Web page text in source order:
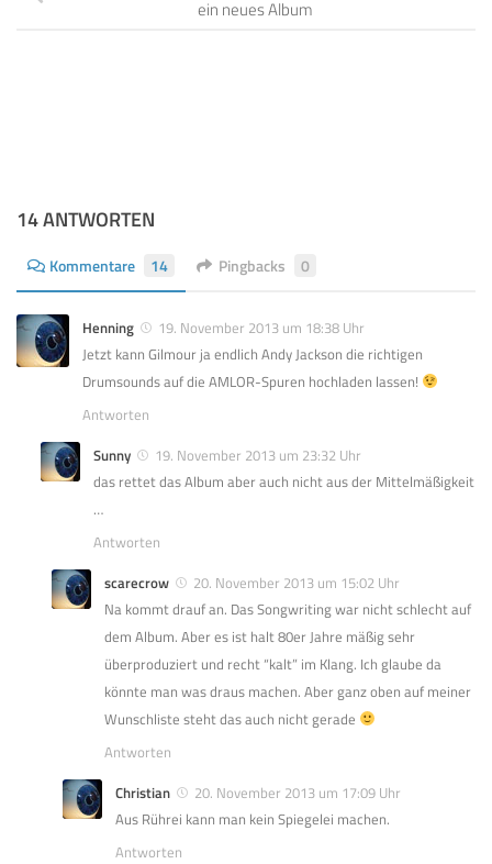
ein neues Album
14 ANTWORTEN
Kommentare 14 Pingbacks 0
Henning
19. November 2013 um 18:38 Uhr
Jetzt kann Gilmour ja endlich Andy Jackson die richtigen
Drumsounds auf die AMLOR-Spuren hochladen lassen!
Antworten
Sunny
19. November 2013 um 23:32 Uhr
das rettet das Album aber auch nicht aus der Mittelmäßigkeit
…
Antworten
scarecrow
20. November 2013 um 15:02 Uhr
Na kommt drauf an. Das Songwriting war nicht schlecht auf
dem Album. Aber es ist halt 80er Jahre mäßig sehr
überproduziert und recht “kalt” im Klang. Ich glaube da
könnte man was draus machen. Aber ganz oben auf meiner
Wunschliste steht das auch nicht gerade
Antworten
Christian
20. November 2013 um 17:09 Uhr
Aus Rührei kann man kein Spiegelei machen.
Antworten